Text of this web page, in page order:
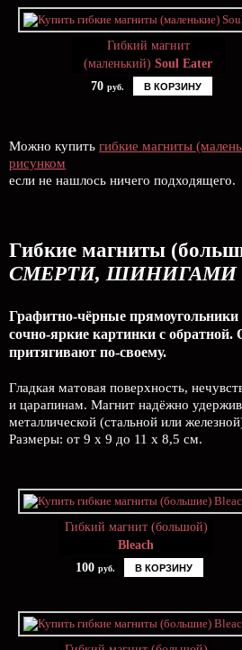
Гибкий магнит
(маленький) Soul Eater
70 руб. В КОРЗИНУ
Можно купить гибкие магниты
рисунком
если не нашлось ничего подходящего.
Гибкие магниты
СМЕРТИ, ШИНИГАМИ
Графитно-чёрные
сочно-яркие картинки с обратной.
притягивают по-своему.
Гладкая матовая поверхность,
и царапинам. Магнит надёжно
металлической (стальной или
Размеры: от 9 х 9 до 11 х 8,5 см.
Гибкий магнит (большой)
Bleach
100 руб. В КОРЗИНУ